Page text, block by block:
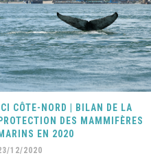
ICI CÔTE-NORD | BILAN DE LA
PROTECTION DES MAMMIFÈRES
MARINS EN 2020
12/2020